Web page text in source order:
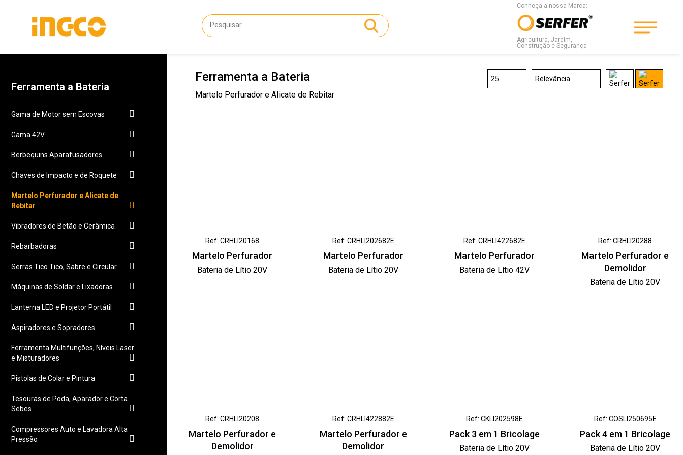
Conheça a nossa Marca:
Agricultura, Jardim,
Construção e Segurança
Ferramenta a Bateria
Gama de Motor sem Escovas
Gama 42V
Berbequins Aparafusadores
Chaves de Impacto e de Roquete
Martelo Perfurador e Alicate de
Rebitar
Vibradores de Betão e Cerâmica
Rebarbadoras
Serras Tico Tico, Sabre e Circular
Máquinas de Soldar e Lixadoras
Lanterna LED e Projetor Portátil
Aspiradores e Sopradores
Ferramenta Multifunções, Níveis Laser
e Misturadores
Pistolas de Colar e Pintura
Tesouras de Poda, Aparador e Corta
Sebes
Compressores Auto e Lavadora Alta
Pressão
Ferramenta a Bateria
Martelo Perfurador e Alicate de Rebitar
Ref: CRHLI20168
Martelo Perfurador
Bateria de Lítio 20V
Ref: CRHLI202682E
Martelo Perfurador
Bateria de Lítio 20V
Ref: CRHLI422682E
Martelo Perfurador
Bateria de Lítio 42V
Ref: CRHLI20288
Martelo Perfurador e
Demolidor
Bateria de Lítio 20V
Ref: CRHLI20208
Martelo Perfurador e
Demolidor
Ref: CRHLI422882E
Martelo Perfurador e
Demolidor
Ref: CKLI202598E
Pack 3 em 1 Bricolage
Bateria de Lítio 20V
Ref: COSLI250695E
Pack 4 em 1 Bricolage
Bateria de Lítio 20V